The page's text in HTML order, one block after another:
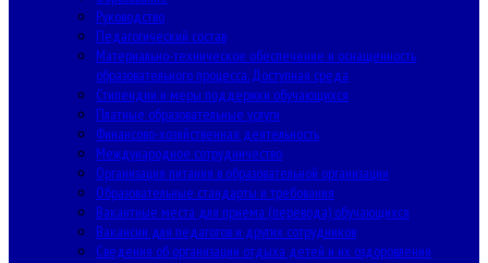
Руководство
Педагогический состав
Материально-техническое обеспечение и оснащенность
образовательного процесса. Доступная среда
Стипендии и меры поддержки обучающихся
Платные образовательные услуги
Финансово-хозяйственная деятельность
Международное сотрудничество
Организация питания в образовательной организации
Образовательные стандарты и требования
Вакантные места для приема (перевода) обучающихся
Вакансии для педагогов и других сотрудников
Сведения об организации отдыха детей и их оздоровления